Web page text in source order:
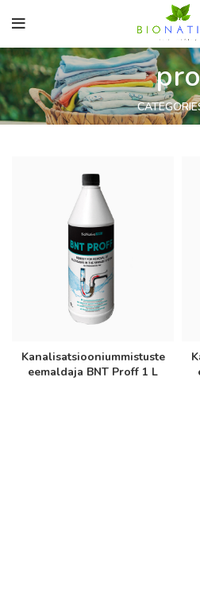
pro
Kanalisatsiooniummistuste
eemaldaja BNT Proff 1 L